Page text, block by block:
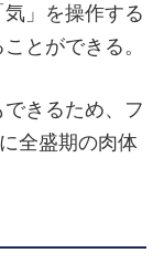
」を操作する
とができる。
きるため、フ
全盛期の肉体